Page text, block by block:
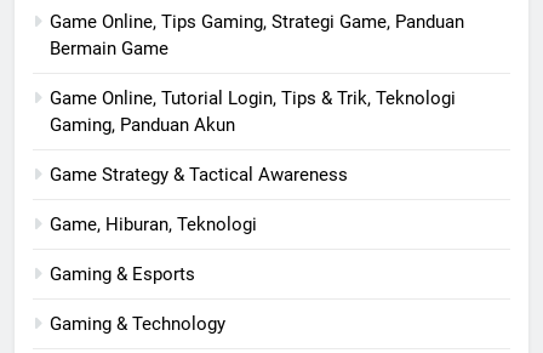
Game Online, Tips Gaming, Strategi Game, Panduan
Bermain Game
Game Online, Tutorial Login, Tips & Trik, Teknologi
Gaming, Panduan Akun
Game Strategy & Tactical Awareness
Game, Hiburan, Teknologi
Gaming & Esports
Gaming & Technology